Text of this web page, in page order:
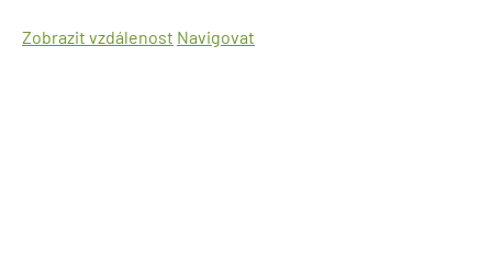
Zobrazit vzdálenost Navigovat